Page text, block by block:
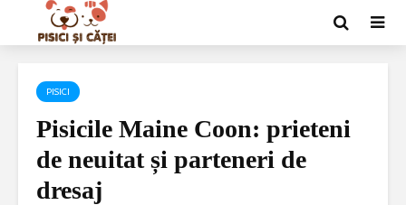
PISICI
Pisicile Maine Coon: prieteni
de neuitat și parteneri de
dresaj